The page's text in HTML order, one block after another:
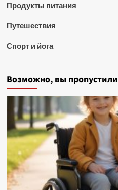
Продукты питания
Путешествия
Спорт и йога
Возможно, вы пропустили